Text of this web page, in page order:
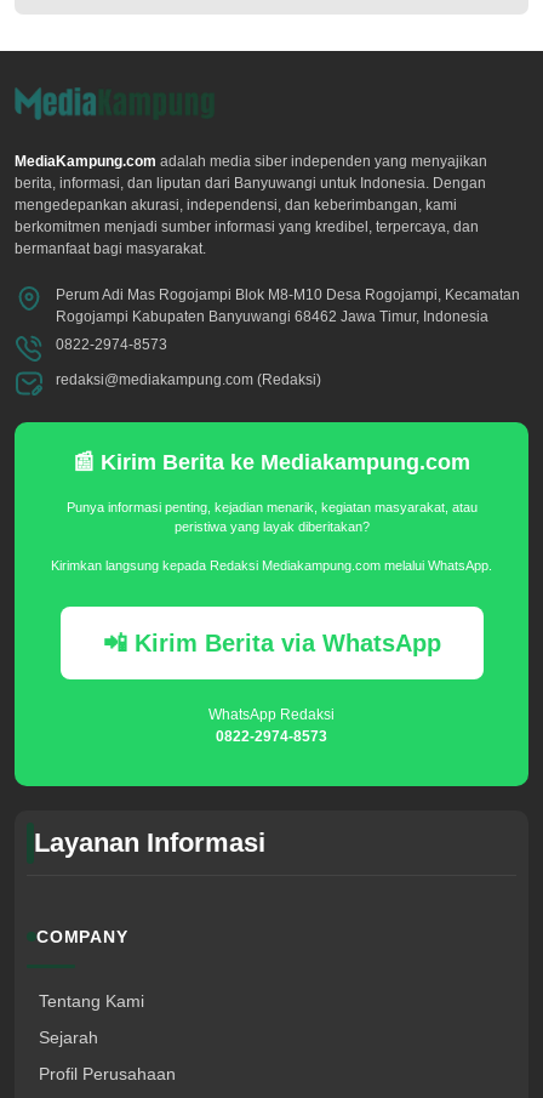
MediaKampung.com adalah media siber independen yang menyajikan
berita, informasi, dan liputan dari Banyuwangi untuk Indonesia. Dengan
mengedepankan akurasi, independensi, dan keberimbangan, kami
berkomitmen menjadi sumber informasi yang kredibel, terpercaya, dan
bermanfaat bagi masyarakat.
Perum Adi Mas Rogojampi Blok M8-M10 Desa Rogojampi, Kecamatan
Rogojampi Kabupaten Banyuwangi 68462 Jawa Timur, Indonesia
0822-2974-8573
redaksi@mediakampung.com (Redaksi)
📰 Kirim Berita ke Mediakampung.com
Punya informasi penting, kejadian menarik, kegiatan masyarakat, atau
peristiwa yang layak diberitakan?
Kirimkan langsung kepada Redaksi Mediakampung.com melalui WhatsApp.
📲 Kirim Berita via WhatsApp
WhatsApp Redaksi
0822-2974-8573
Layanan Informasi
COMPANY
Tentang Kami
Sejarah
Profil Perusahaan